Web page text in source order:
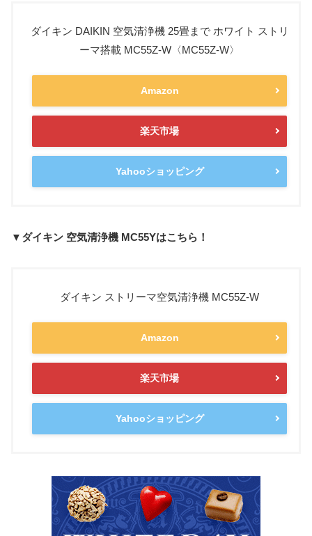
ダイキン DAIKIN 空気清浄機 25畳まで ホワイト ストリ
ーマ搭載 MC55Z-W〈MC55Z-W〉
Amazon
楽天市場
Yahooショッピング
▼ダイキン 空気清浄機 MC55Yはこちら！
ダイキン ストリーマ空気清浄機 MC55Z-W
Amazon
楽天市場
Yahooショッピング